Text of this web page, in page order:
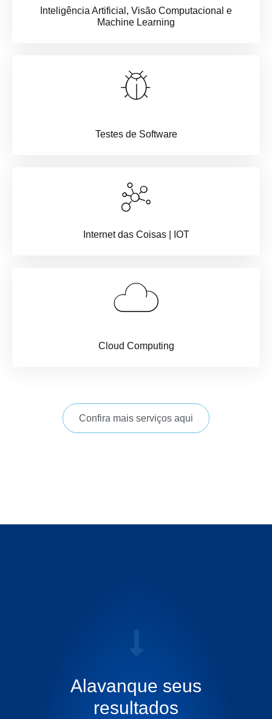
Inteligência Artificial, Visão Computacional e
Machine Learning
Testes de Software
Internet das Coisas | IOT
Cloud Computing
Confira mais serviços aqui
Alavanque seus
resultados